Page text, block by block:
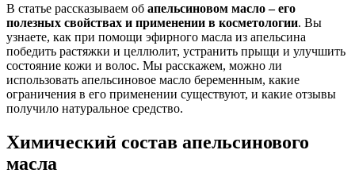
В статье рассказываем об апельсиновом масло – его
полезных свойствах и применении в косметологии. Вы
узнаете, как при помощи эфирного масла из апельсина
победить растяжки и целлюлит, устранить прыщи и улучшить
состояние кожи и волос. Мы расскажем, можно ли
использовать апельсиновое масло беременным, какие
ограничения в его применении существуют, и какие отзывы
получило натуральное средство.
Химический состав апельсинового
масла